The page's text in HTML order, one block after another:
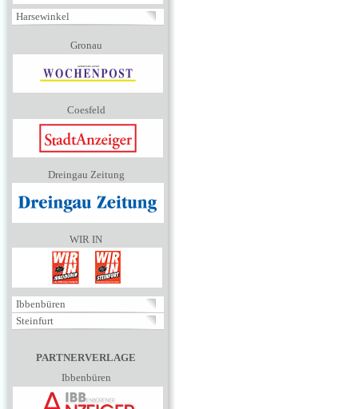
Harsewinkel
Gronau
Coesfeld
Dreingau Zeitung
WIR IN
Ibbenbüren
Steinfurt
PARTNERVERLAGE
Ibbenbüren